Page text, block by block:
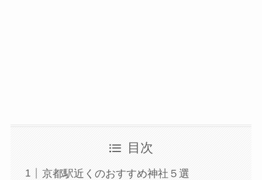
目次
京都駅近くのおすすめ神社５選